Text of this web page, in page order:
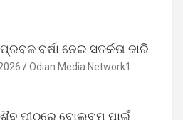
ବର୍ଷା ନେଇ ସତର୍କତା ଜାରି
Odian Media Network1
ପୀଠରେ ବୋଲବମ ପାଇଁ